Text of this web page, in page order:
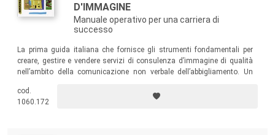
D'IMMAGINE
Manuale operativo per una carriera di
successo
La prima guida italiana che fornisce gli strumenti fondamentali per
creare, gestire e vendere servizi di consulenza d’immagine di qualità
nell’ambito della comunicazione non verbale dell’abbigliamento. Un
shopping, per personal trainer, life coach, addetti alle vendite di
abbigliamento, tecnici di moda e di stile interessati ad affinare le
cod.
1060.172